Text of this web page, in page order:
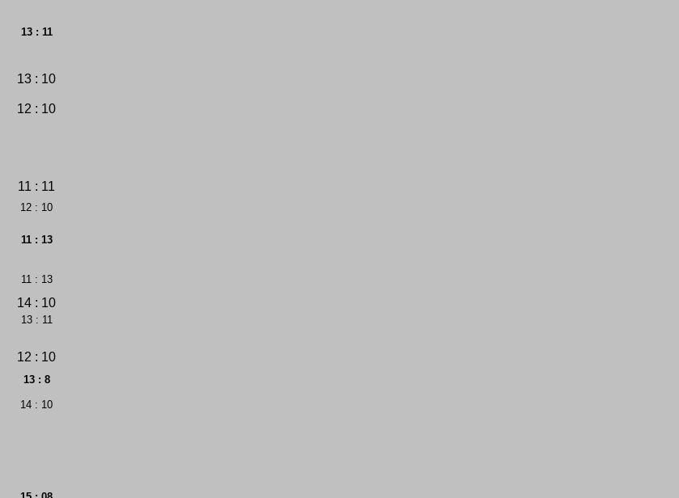
13 : 11
13 : 10
12 : 10
11 : 11
12 : 10
11 : 13
11 : 13
14 : 10
13 : 11
12 : 10
13 : 8
14 : 10